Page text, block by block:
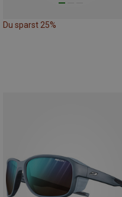
Du sparst 25%